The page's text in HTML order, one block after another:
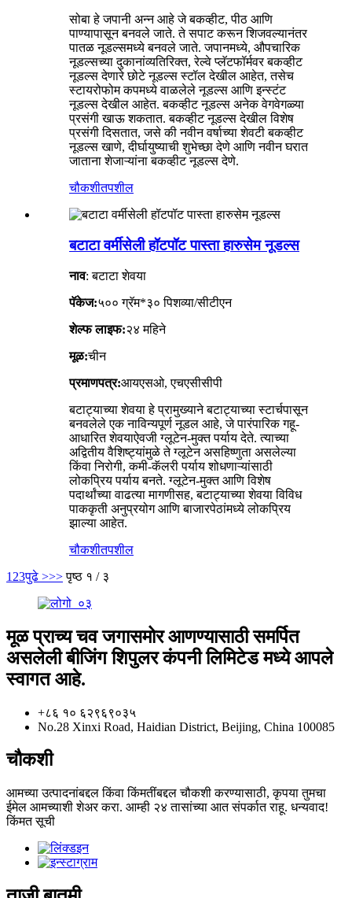
सोबा हे जपानी अन्न आहे जे बकव्हीट, पीठ आणि
पाण्यापासून बनवले जाते. ते सपाट करून शिजवल्यानंतर
पातळ नूडल्समध्ये बनवले जाते. जपानमध्ये, औपचारिक
नूडल्सच्या दुकानांव्यतिरिक्त, रेल्वे प्लॅटफॉर्मवर बकव्हीट
नूडल्स देणारे छोटे नूडल्स स्टॉल देखील आहेत, तसेच
स्टायरोफोम कपमध्ये वाळलेले नूडल्स आणि इन्स्टंट
नूडल्स देखील आहेत. बकव्हीट नूडल्स अनेक वेगवेगळ्या
प्रसंगी खाऊ शकतात. बकव्हीट नूडल्स देखील विशेष
प्रसंगी दिसतात, जसे की नवीन वर्षाच्या शेवटी बकव्हीट
नूडल्स खाणे, दीर्घायुष्याची शुभेच्छा देणे आणि नवीन घरात
जाताना शेजाऱ्यांना बकव्हीट नूडल्स देणे.
चौकशीतपशील
बटाटा वर्मीसेली हॉटपॉट पास्ता हारुसेम नूडल्स
नाव: बटाटा शेवया
पॅकेज:५०० ग्रॅम*३० पिशव्या/सीटीएन
शेल्फ लाइफ:२४ महिने
मूळ:चीन
प्रमाणपत्र:आयएसओ, एचएसीसीपी
बटाट्याच्या शेवया हे प्रामुख्याने बटाट्याच्या स्टार्चपासून
बनवलेले एक नाविन्यपूर्ण नूडल आहे, जे पारंपारिक गहू-
आधारित शेवयाऐवजी ग्लूटेन-मुक्त पर्याय देते. त्याच्या
अद्वितीय वैशिष्ट्यांमुळे ते ग्लूटेन असहिष्णुता असलेल्या
किंवा निरोगी, कमी-कॅलरी पर्याय शोधणाऱ्यांसाठी
लोकप्रिय पर्याय बनते. ग्लूटेन-मुक्त आणि विशेष
पदार्थांच्या वाढत्या मागणीसह, बटाट्याच्या शेवया विविध
पाककृती अनुप्रयोग आणि बाजारपेठांमध्ये लोकप्रिय
झाल्या आहेत.
चौकशीतपशील
1 23पुढे >>> पृष्ठ १ / ३
मूळ प्राच्य चव जगासमोर आणण्यासाठी समर्पित
असलेली बीजिंग शिपुलर कंपनी लिमिटेड मध्ये आपले
स्वागत आहे.
+८६ १० ६२९६९०३५
No.28 Xinxi Road, Haidian District, Beijing, China 100085
चौकशी
आमच्या उत्पादनांबद्दल किंवा किंमतींबद्दल चौकशी करण्यासाठी, कृपया तुमचा
ईमेल आमच्याशी शेअर करा. आम्ही २४ तासांच्या आत संपर्कात राहू. धन्यवाद!
किंमत सूची